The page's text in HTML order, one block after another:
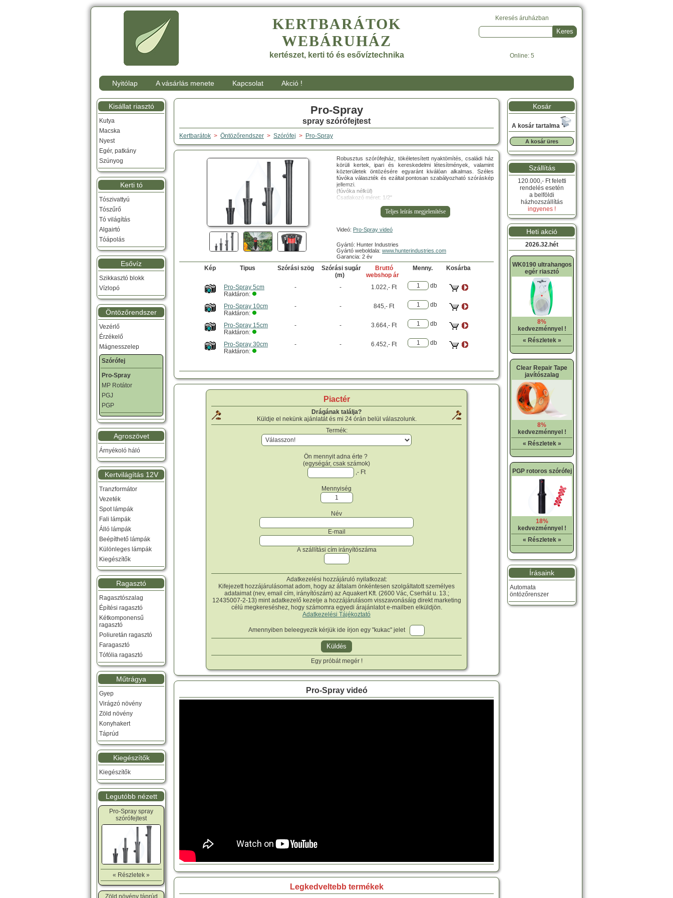
KERTBARÁTOK
WEBÁRUHÁZ
kertészet, kerti tó és esővíztechnika
Keresés áruházban
Online: 5
Nyitólap A vásárlás menete Kapcsolat Akció !
Pro-Spray
spray szórófejtest
Kertbarátok > Öntözőrendszer > Szórófej > Pro-Spray
Robusztus szórófejház, tökéletesített nyaktömítés, családi ház
körüli kertek, ipari és kereskedelmi létesítmények, valamint
közterületek öntözésére egyaránt kiválóan alkalmas. Széles
fúvóka választék és ezáltal pontosan szabályozható szóráskép
jellemzi.
(fúvóka nélkül)
Csatlakozó méret: 1/2"
Videó: Pro-Spray videó
Gyártó: Hunter Industries
Gyártó weboldala: www.hunterindustries.com
Garancia: 2 év
Kép Tipus Szórási szög
Szórási sugár
(m)
Bruttó
webshop ár
Menny. Kosárba
Pro-Spray 5cm
Raktáron:
- - 1.022,- Ft db
Pro-Spray 10cm
Raktáron:
- - 845,- Ft db
Pro-Spray 15cm
Raktáron:
- - 3.664,- Ft db
Pro-Spray 30cm
Raktáron:
- - 6.452,- Ft db
Piactér
Drágának találja?
Küldje el nekünk ajánlatát és mi 24 órán belül válaszolunk.
Termék:
Ön mennyit adna érte ?
(egységár, csak számok)
,- Ft
Mennyiség
Név
E-mail
A szállítási cím irányítószáma
Adatkezelési hozzájáruló nyilatkozat:
Kifejezett hozzájárulásomat adom, hogy az általam önkéntesen szolgáltatott személyes
adataimat (nev, email cím, irányítószám) az Aquakert Kft. (2600 Vác, Cserhát u. 13.;
12435007-2-13) mint adatkezelő kezelje a hozzájárulásom visszavonásáig direkt marketing
célú megkereséshez, hogy számomra egyedi árajánlatot e-mailben elküldjön.
Adatkezelési Tájékoztató
Amennyiben beleegyezik kérjük ide írjon egy "kukac" jelet
Egy próbát megér !
Pro-Spray videó
Legkedveltebb termékek
Kisállat riasztó
Kutya
Macska
Nyest
Egér, patkány
Szúnyog
Kerti tó
Tószivattyú
Tószűrő
Tó világítás
Algairtó
Tóápolás
Esővíz
Szikkasztó blokk
Vízlopó
Öntözőrendszer
Vezérlő
Érzékelő
Mágnesszelep
Szórófej
Pro-Spray
MP Rotátor
PGJ
PGP
Agroszövet
Árnyékoló háló
Kertvilágítás 12V
Tranzformátor
Vezeték
Spot lámpák
Fali lámpák
Álló lámpák
Beépíthető lámpák
Különleges lámpák
Kiegészítők
Ragasztó
Ragasztószalag
Építési ragasztó
Kétkomponensű
ragasztó
Poliuretán ragasztó
Faragasztó
Tófólia ragasztó
Műtrágya
Gyep
Virágzó növény
Zöld növény
Konyhakert
Táprúd
Kiegészítők
Kiegészítők
Legutóbb nézett
Pro-Spray spray
szórófejtest
« Részletek »
Zöld növény táprúd
Kosár
A kosár tartalma
A kosár üres
Szállítás
120.000,- Ft feletti
rendelés esetén
a belföldi
házhozszállítás
ingyenes !
Heti akció
2026.32.hét
WK0190 ultrahangos
egér riasztó
8%
kedvezménnyel !
« Részletek »
Clear Repair Tape
javítószalag
8%
kedvezménnyel !
« Részletek »
PGP rotoros szórófej
18%
kedvezménnyel !
« Részletek »
Írásaink
Automata
öntözőrenszer